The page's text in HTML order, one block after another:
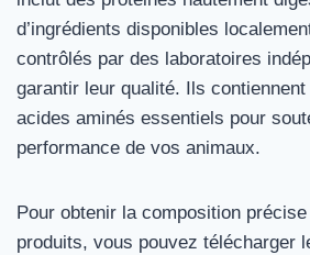
d’ingrédients disponibles
contrôlés par des laboratoires
garantir leur qualité. Ils contiennent
acides aminés essentiels pour
performance de vos animaux.
Pour obtenir la composition
produits, vous pouvez télécharger